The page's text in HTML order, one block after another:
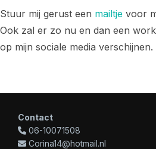
Stuur mij gerust een mailtje voor
Ook zal er zo nu en dan een
op mijn sociale media verschijnen.
Contact
06-10071508
Corina14@hotmail.nl